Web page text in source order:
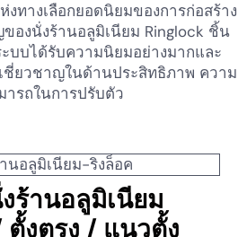
งทางเลือกยอดนิยมของการก่อสร้าง
องนั่งร้านอลูมิเนียม Ringlock ชิ้น
บบได้รับความนิยมอย่างมากและ
ชี่ยวชาญในด้านประสิทธิภาพ ความ
รถในการปรับตัว
ร้านอลูมิเนียม
งตรง / แนวตั้ง